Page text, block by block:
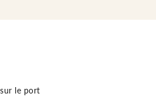
sur le port